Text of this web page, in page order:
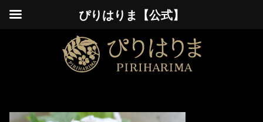
ぴりはりま【公式】